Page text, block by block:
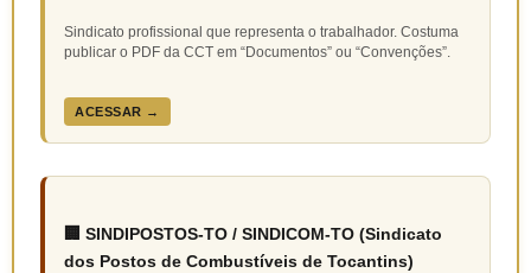
Sindicato profissional que representa o trabalhador. Costuma
publicar o PDF da CCT em “Documentos” ou “Convenções”.
ACESSAR →
🏢 SINDIPOSTOS-TO / SINDICOM-TO (Sindicato
dos Postos de Combustíveis de Tocantins)